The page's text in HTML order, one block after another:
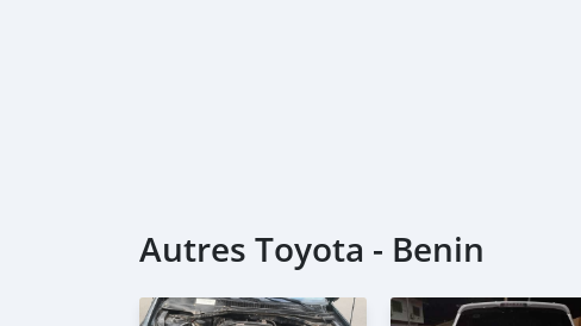
Autres Toyota - Benin